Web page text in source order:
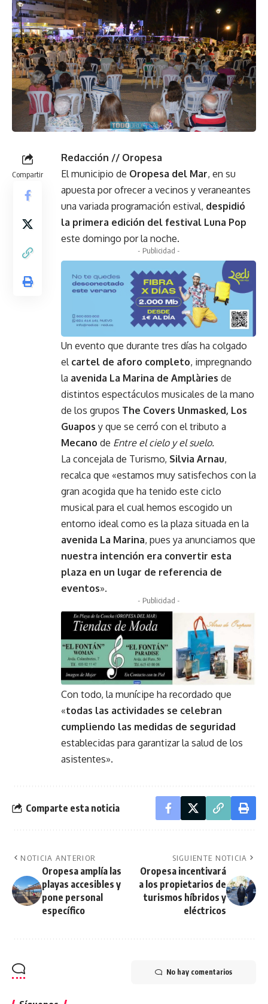
Compartir
Redacción // Oropesa
El municipio de Oropesa del Mar, en su
apuesta por ofrecer a vecinos y veraneantes
una variada programación estival, despidió
la primera edición del festival Luna Pop
este domingo por la noche.
- Publicidad -
Un evento que durante tres días ha colgado
el cartel de aforo completo, impregnando
la avenida La Marina de Amplàries de
distintos espectáculos musicales de la mano
de los grupos The Covers Unmasked, Los
Guapos y que se cerró con el tributo a
Mecano de Entre el cielo y el suelo.
La concejala de Turismo, Silvia Arnau,
recalca que «estamos muy satisfechos con la
gran acogida que ha tenido este ciclo
musical para el cual hemos escogido un
entorno ideal como es la plaza situada en la
avenida La Marina, pues ya anunciamos que
nuestra intención era convertir esta
plaza en un lugar de referencia de
eventos».
- Publicidad -
Con todo, la munícipe ha recordado que
«todas las actividades se celebran
cumpliendo las medidas de seguridad
establecidas para garantizar la salud de los
asistentes».
Comparte esta noticia
NOTICIA ANTERIOR
Oropesa amplía las
playas accesibles y
pone personal
específico
SIGUIENTE NOTICIA
Oropesa incentivará
a los propietarios de
turismos híbridos y
eléctricos
No hay comentarios